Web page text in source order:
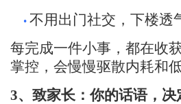
• 不用出门社交，下楼透
每完成一件小事， 都在收
掌控， 会慢慢驱散内耗和低
3、 致家长：你的话语，决